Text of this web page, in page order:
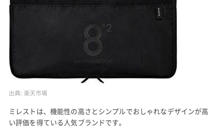
出典: 楽天市場
ミレストは、機能性の高さとシンプルでおしゃれなデザインが高
い評価を得ている人気ブランドです。